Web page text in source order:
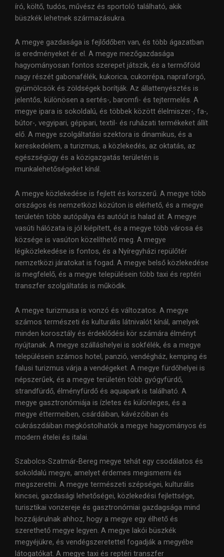
író, költő, tudós, művész és sportoló található, akik
büszkék lehetnek származásukra.
A megye gazdasága is fejlődőben van, és több ágazatban
is eredményeket ér el. A megye mezőgazdasága
hagyományosan fontos szerepet játszik, és a termőföld
nagy részét gabonafélék, kukorica, cukorrépa, napraforgó,
gyümölcsök és zöldségek borítják. Az állattenyésztés is
jelentős, különösen a sertés-, baromfi- és tejtermelés. A
megye ipara is sokoldalú, és többek között élelmiszer-, fa-,
bútor-, vegyipari, gépipari, textil- és ruházati termékeket állít
elő. A megye szolgáltatási szektora is dinamikus, és a
kereskedelem, a turizmus, a közlekedés, az oktatás, az
egészségügy és a közigazgatás területén is
munkalehetőségeket kínál.
A megye közlekedése is fejlett és korszerű. A megye több
országos és nemzetközi közúton is elérhető, és a megye
területén több autópálya és autóút is halad át. A megye
vasúti hálózata is jól kiépített, és a megye több városa és
községe is vasúton közelíthető meg. A megye
légiközlekedése is fontos, és a Nyíregyházi repülőtér
nemzetközi járatokat is fogad. A megye belső közlekedése
is megfelelő, és a megye településein több taxi és reptéri
transzfer szolgáltatás is működik.
A megye turizmusa is vonzó és változatos. A megye
számos természeti és kulturális látnivalót kínál, amelyek
minden korosztály és érdeklődési kör számára élményt
nyújtanak. A megye szálláshelyei is sokfélék, és a megye
településein számos hotel, panzió, vendégház, kemping és
falusi turizmus várja a vendégeket. A megye fürdőhelyei is
népszerűek, és a megye területén több gyógyfürdő,
strandfürdő, élményfürdő és aquapark is található. A
megye gasztronómiája is ízletes és különleges, és a
megye éttermeiben, csárdáiban, kávézóiban és
cukrászdáiban megkóstolhatók a megye hagyományos és
modern ételei és italai.
Szabolcs-Szatmár-Bereg megye tehát egy csodálatos és
sokoldalú megye, amelyet érdemes megismerni és
megszeretni. A megye természeti szépségei, kulturális
kincsei, gazdasági lehetőségei, közlekedési fejlettsége,
turisztikai vonzereje és gasztronómiai gazdagsága mind
hozzájárulnak ahhoz, hogy a megye egy élhető és
szerethető megye legyen. A megye lakói büszkék
megyéjükre, és vendégszeretettel fogadják a megyébe
látogatókat. A megye taxi és reptéri transzfer